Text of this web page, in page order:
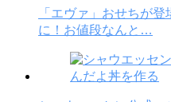
「エヴァ」おせちが登
に！お値段なんと…